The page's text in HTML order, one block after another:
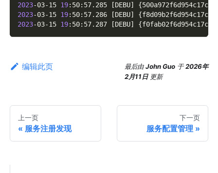
2023-03-15 19:50:57.285 [DEBU] {
2023-03-15 19:50:57.286 [DEBU] {
2023-03-15 19:50:57.287 [DEBU] {
编辑此页 最后由John Guo 于2026年
2月11日 更新
上一页
服务注册发现
下一页
服务配置管理